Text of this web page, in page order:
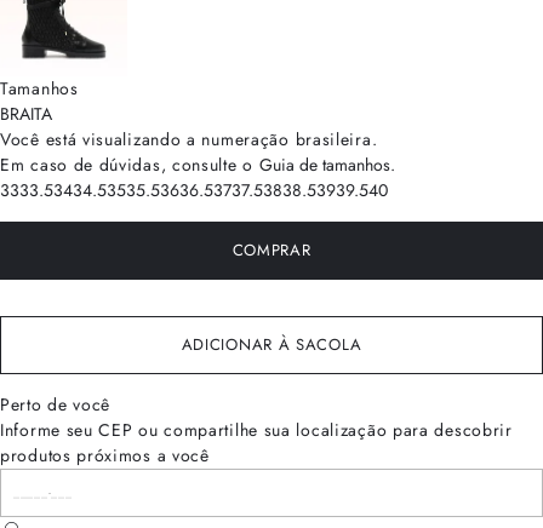
Tamanhos
BRAITA
Você está visualizando a numeração brasileira.
Em caso de dúvidas, consulte o Guia de tamanhos.
3333.53434.53535.53636.53737.53838.53939.540
COMPRAR
ADICIONAR À SACOLA
Perto de você
Informe seu CEP ou compartilhe sua localização para descobrir
produtos próximos a você